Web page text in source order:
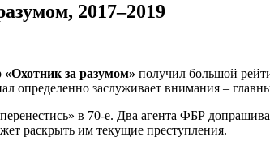
2017–2019
«Охотник за разумом» получил большой
определенно заслуживает внимания –
в 70-е. Два агента ФБР
раскрыть им текущие преступления.